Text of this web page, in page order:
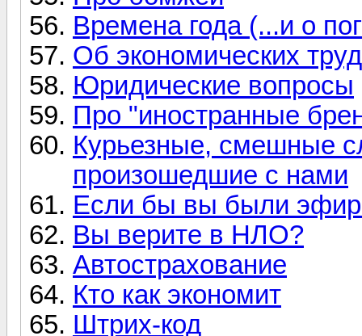
Времена года (...и о
Об экономических
Юридические вопросы
Про "иностранные
Курьезные, смешные
произошедшие с нами
Если бы вы были
Вы верите в НЛО?
Автострахование
Кто как экономит
Штрих-код